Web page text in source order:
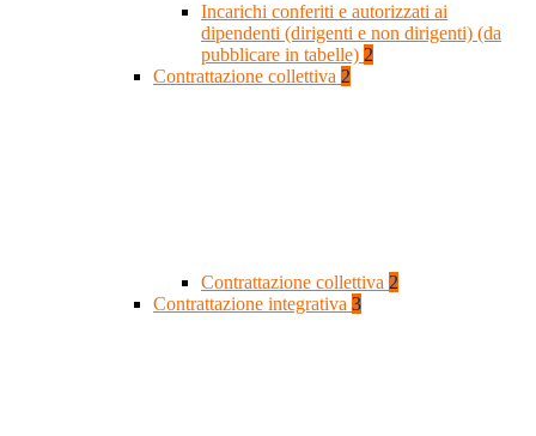
Incarichi conferiti e autorizzati ai
dipendenti (dirigenti e non dirigenti) (da
pubblicare in tabelle) 2
Contrattazione collettiva 2
Contrattazione collettiva 2
Contrattazione integrativa 3